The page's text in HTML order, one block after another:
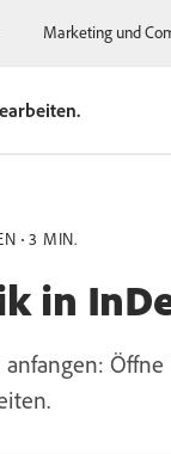
Marketing und
3 MIN.
in